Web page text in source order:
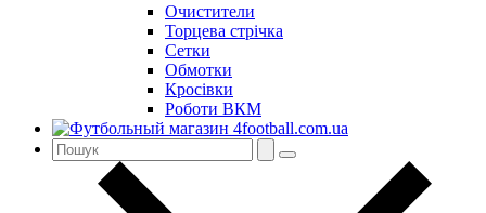
Очистители
Торцева стрічка
Сетки
Обмотки
Кросівки
Роботи ВКМ